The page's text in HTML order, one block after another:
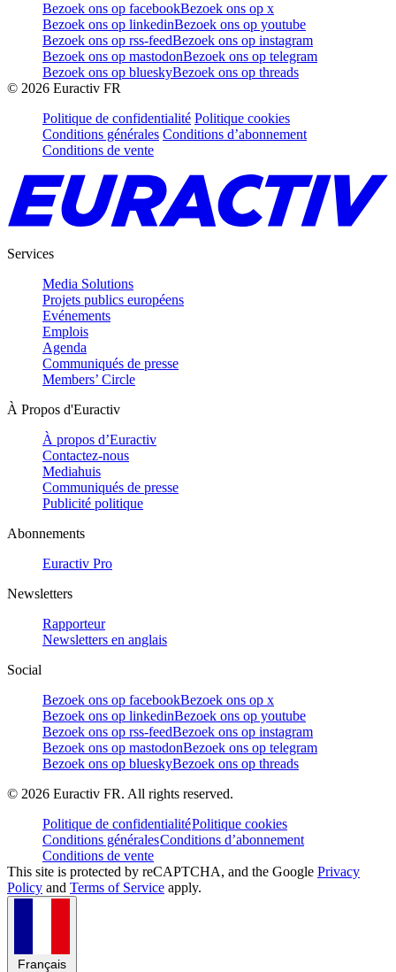
Bezoek ons op facebookBezoek ons op x
Bezoek ons op linkedinBezoek ons op youtube
Bezoek ons op rss-feedBezoek ons op instagram
Bezoek ons op mastodonBezoek ons op telegram
Bezoek ons op blueskyBezoek ons op threads
© 2026 Euractiv FR
Politique de confidentialité Politique cookies
Conditions générales Conditions d’abonnement
Conditions de vente
Services
Media Solutions
Projets publics européens
Evénements
Emplois
Agenda
Communiqués de presse
Members’ Circle
À Propos d'Euractiv
À propos d’Euractiv
Contactez-nous
Mediahuis
Communiqués de presse
Publicité politique
Abonnements
Euractiv Pro
Newsletters
Rapporteur
Newsletters en anglais
Social
Bezoek ons op facebookBezoek ons op x
Bezoek ons op linkedinBezoek ons op youtube
Bezoek ons op rss-feedBezoek ons op instagram
Bezoek ons op mastodonBezoek ons op telegram
Bezoek ons op blueskyBezoek ons op threads
© 2026 Euractiv FR. All rights reserved.
Politique de confidentialitéPolitique cookies
Conditions généralesConditions d’abonnement
Conditions de vente
This site is protected by reCAPTCHA, and the Google Privacy
Policy and Terms of Service apply.
Français